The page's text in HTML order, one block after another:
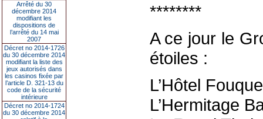
Arrêté du 30
décembre 2014
modifiant les
dispositions de
l’arrêté du 14 mai
2007
Décret no 2014-1726
du 30 décembre 2014
modifiant la liste des
jeux autorisés dans
les casinos fixée par
l’article D. 321-13 du
code de la sécurité
intérieure
Décret no 2014-1724
du 30 décembre 2014
********
A ce jour le
étoiles :
L’Hôtel
L’Hermitage